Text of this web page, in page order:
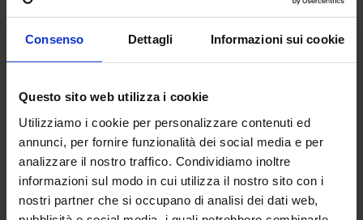
Consenso Dettagli Informazioni sui cookie
Questo sito web utilizza i cookie
Utilizziamo i cookie per personalizzare contenuti ed
annunci, per fornire funzionalità dei social media e per
analizzare il nostro traffico. Condividiamo inoltre
informazioni sul modo in cui utilizza il nostro sito con i
nostri partner che si occupano di analisi dei dati web,